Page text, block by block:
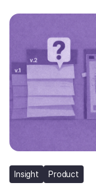
Insight Product